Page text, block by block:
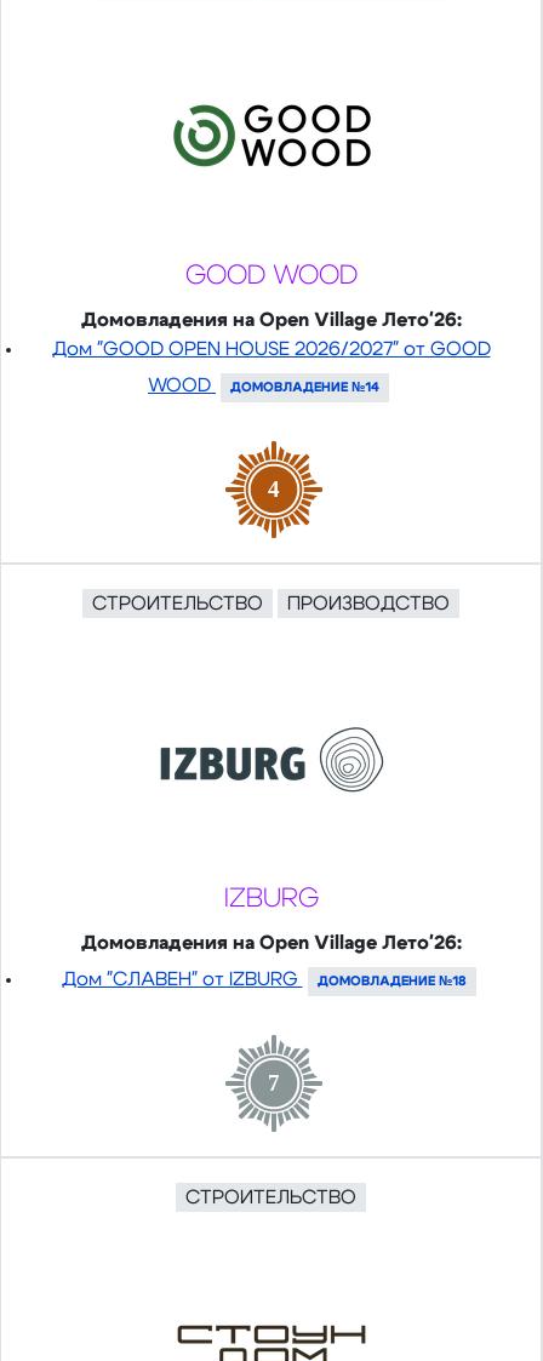
GOOD WOOD
Домовладения на Open Village Лето'26:
Дом "GOOD OPEN HOUSE 2026/2027" от GOOD
WOOD
ДОМОВЛАДЕНИЕ №14
4
СТРОИТЕЛЬСТВО ПРОИЗВОДСТВО
IZBURG
Домовладения на Open Village Лето'26:
Дом "СЛАВЕН" от IZBURG
ДОМОВЛАДЕНИЕ №18
7
СТРОИТЕЛЬСТВО